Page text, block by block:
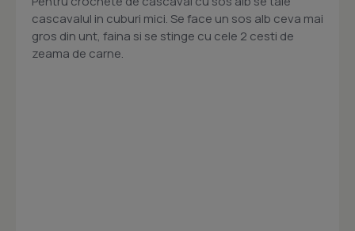
cascavalul in cuburi mici. Se face un sos alb ceva mai
gros din unt, faina si se stinge cu cele 2 cesti de
zeama de carne.